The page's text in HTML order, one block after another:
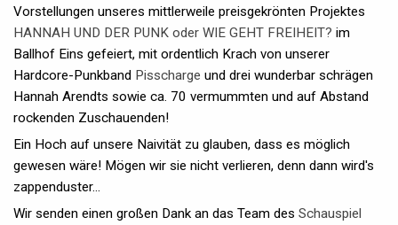
Vorstellungen unseres mittlerweile preisgekrönten Projektes
HANNAH UND DER PUNK oder WIE GEHT FREIHEIT? im
Ballhof Eins gefeiert, mit ordentlich Krach von unserer
Hardcore-Punkband Pisscharge und drei wunderbar schrägen
Hannah Arendts sowie ca. 70 vermummten und auf Abstand
rockenden Zuschauenden!
Ein Hoch auf unsere Naivität zu glauben, dass es möglich
gewesen wäre! Mögen wir sie nicht verlieren, denn dann wird's
zappenduster…
Wir senden einen großen Dank an das Team des Schauspiel